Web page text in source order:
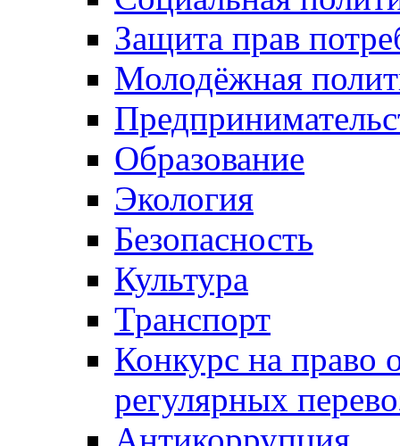
Защита прав
Молодёжная
Образование
Экология
Безопасность
Культура
Транспорт
Конкурс на право
регулярных